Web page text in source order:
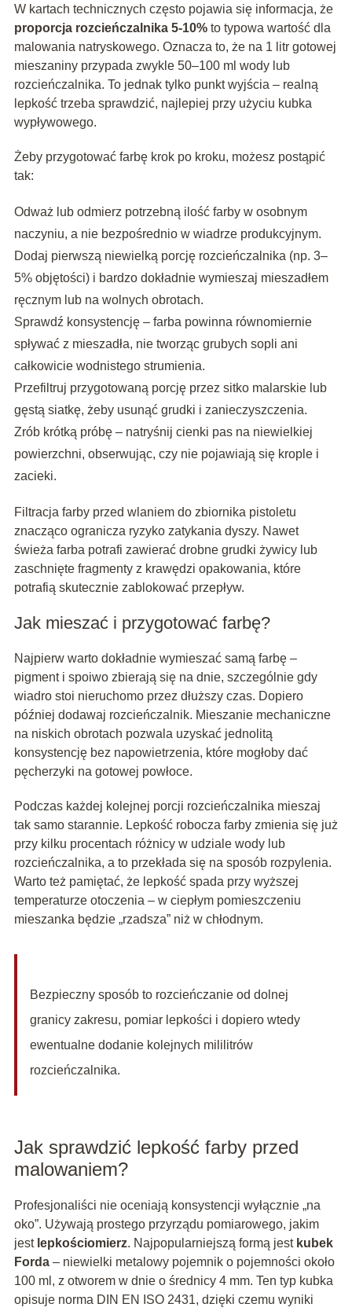
W kartach technicznych często pojawia się informacja, że
proporcja rozcieńczalnika 5-10%to typowa wartość dla
malowania natryskowego. Oznacza to, że na 1 litr gotowej
mieszaniny przypada zwykle 50–100 ml wody lub
rozcieńczalnika. To jednak tylko punkt wyjścia – realną
lepkość trzeba sprawdzić, najlepiej przy użyciu kubka
wypływowego.
Żeby przygotować farbę krok po kroku, możesz postąpić
tak:
Odważ lub odmierz potrzebną ilość farby w osobnym
naczyniu, a nie bezpośrednio w wiadrze produkcyjnym.
Dodaj pierwszą niewielką porcję rozcieńczalnika (np. 3–
5% objętości) i bardzo dokładnie wymieszaj mieszadłem
ręcznym lub na wolnych obrotach.
Sprawdź konsystencję – farba powinna równomiernie
spływać z mieszadła, nie tworząc grubych sopli ani
całkowicie wodnistego strumienia.
Przefiltruj przygotowaną porcję przez sitko malarskie lub
gęstą siatkę, żeby usunąć grudki i zanieczyszczenia.
Zrób krótką próbę – natryśnij cienki pas na niewielkiej
powierzchni, obserwując, czy nie pojawiają się krople i
zacieki.
Filtracja farby przed wlaniem do zbiornika pistoletu
znacząco ogranicza ryzyko zatykania dyszy. Nawet
świeża farba potrafi zawierać drobne grudki żywicy lub
zaschnięte fragmenty z krawędzi opakowania, które
potrafią skutecznie zablokować przepływ.
Jak mieszać i przygotować farbę?
Najpierw warto dokładnie wymieszać samą farbę –
pigment i spoiwo zbierają się na dnie, szczególnie gdy
wiadro stoi nieruchomo przez dłuższy czas. Dopiero
później dodawaj rozcieńczalnik. Mieszanie mechaniczne
na niskich obrotach pozwala uzyskać jednolitą
konsystencję bez napowietrzenia, które mogłoby dać
pęcherzyki na gotowej powłoce.
Podczas każdej kolejnej porcji rozcieńczalnika mieszaj
tak samo starannie. Lepkość robocza farby zmienia się już
przy kilku procentach różnicy w udziale wody lub
rozcieńczalnika, a to przekłada się na sposób rozpylenia.
Warto też pamiętać, że lepkość spada przy wyższej
temperaturze otoczenia – w ciepłym pomieszczeniu
mieszanka będzie „rzadsza” niż w chłodnym.
Bezpieczny sposób to rozcieńczanie od dolnej
granicy zakresu, pomiar lepkości i dopiero wtedy
ewentualne dodanie kolejnych mililitrów
rozcieńczalnika.
Jak sprawdzić lepkość farby przed
malowaniem?
Profesjonaliści nie oceniają konsystencji wyłącznie „na
oko”. Używają prostego przyrządu pomiarowego, jakim
jest lepkościomierz. Najpopularniejszą formą jest kubek
Forda– niewielki metalowy pojemnik o pojemności około
100 ml, z otworem w dnie o średnicy 4 mm. Ten typ kubka
opisuje norma DIN EN ISO 2431, dzięki czemu wyniki